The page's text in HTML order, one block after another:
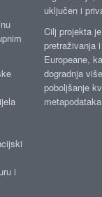
i
uključen i
Cilj projekta
pretraživanja
Europeane,
dogradnja
poboljšanje